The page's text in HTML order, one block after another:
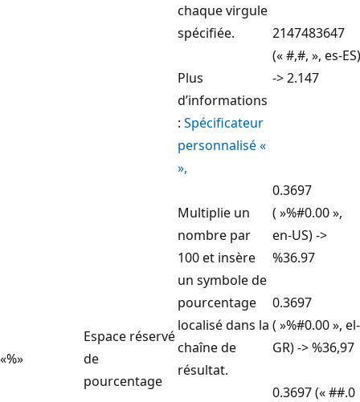
chaque virgule
spécifiée.
Plus
d’informations
: Spécificateur
personnalisé «
»,
2147483647
(« #,#, », es-ES)
-> 2.147
«%»
Espace réservé
de
pourcentage
Multiplie un
nombre par
100 et insère
un symbole de
pourcentage
localisé dans la
chaîne de
résultat.
0.3697
( »%#0.00 »,
en-US) ->
%36.97
0.3697
( »%#0.00 », el-
GR) -> %36,97
0.3697 (« ##.0